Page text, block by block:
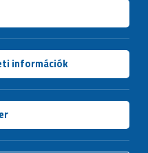
információk